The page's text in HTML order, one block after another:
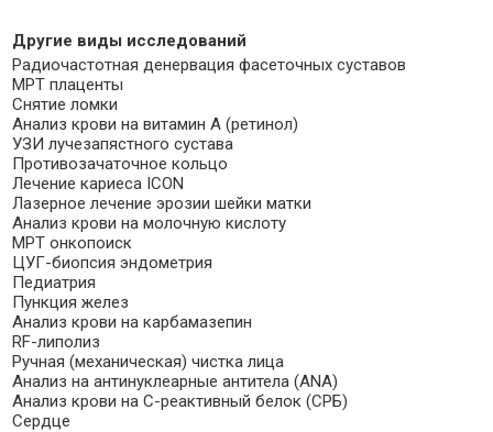
Другие виды исследований
Радиочастотная денервация фасеточных суставов
МРТ плаценты
Снятие ломки
Анализ крови на витамин А (ретинол)
УЗИ лучезапястного сустава
Противозачаточное кольцо
Лечение кариеса ICON
Лазерное лечение эрозии шейки матки
Анализ крови на молочную кислоту
МРТ онкопоиск
ЦУГ-биопсия эндометрия
Педиатрия
Пункция желез
Анализ крови на карбамазепин
RF-липолиз
Ручная (механическая) чистка лица
Анализ на антинуклеарные антитела (ANA)
Анализ крови на C-реактивный белок (СРБ)
Сердце